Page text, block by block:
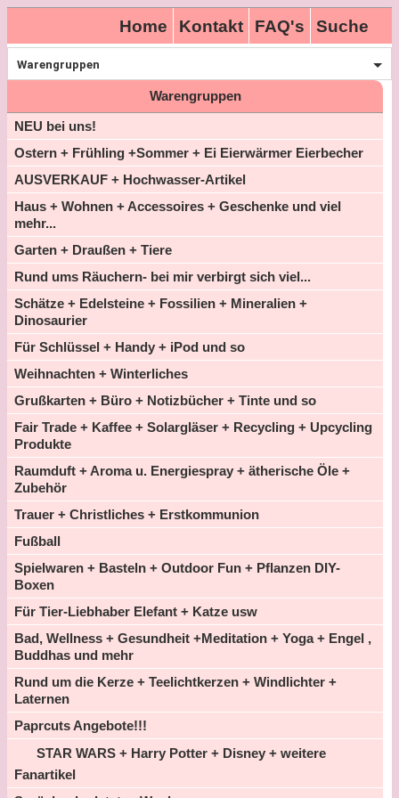
Home Kontakt FAQ's Suche
Warengruppen
Warengruppen
NEU bei uns!
Ostern + Frühling +Sommer + Ei Eierwärmer Eierbecher
AUSVERKAUF + Hochwasser-Artikel
Haus + Wohnen + Accessoires + Geschenke und viel
mehr...
Garten + Draußen + Tiere
Rund ums Räuchern- bei mir verbirgt sich viel...
Schätze + Edelsteine + Fossilien + Mineralien +
Dinosaurier
Für Schlüssel + Handy + iPod und so
Weihnachten + Winterliches
Grußkarten + Büro + Notizbücher + Tinte und so
Fair Trade + Kaffee + Solargläser + Recycling + Upcycling
Produkte
Raumduft + Aroma u. Energiespray + ätherische Öle +
Zubehör
Trauer + Christliches + Erstkommunion
Fußball
Spielwaren + Basteln + Outdoor Fun + Pflanzen DIY-
Boxen
Für Tier-Liebhaber Elefant + Katze usw
Bad, Wellness + Gesundheit +Meditation + Yoga + Engel ,
Buddhas und mehr
Rund um die Kerze + Teelichtkerzen + Windlichter +
Laternen
Paprcuts Angebote!!!
STAR WARS + Harry Potter + Disney + weitere
Fanartikel